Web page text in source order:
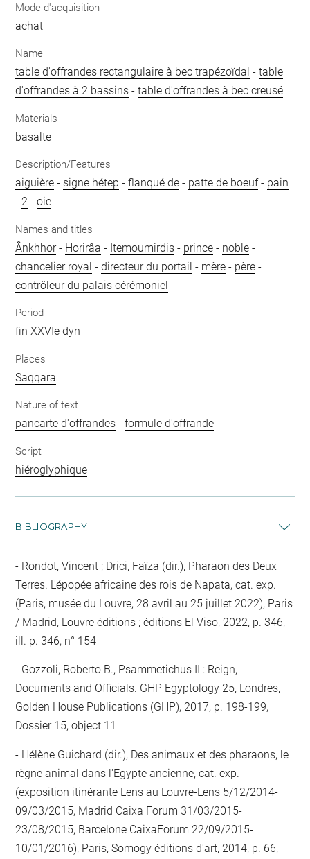
Mode d'acquisition
achat
Name
table d'offrandes rectangulaire à bec trapézoïdal -table
d'offrandes à 2 bassins -table d'offrandes à bec creusé
Materials
basalte
Description/Features
aiguière - signe hétep -flanqué de - patte de boeuf- pain
- 2 -oie
Names and titles
Ânkhhor- Horirâa - Itemoumirdis - prince - noble -
chancelier royal -directeur du portail - mère - père -
contrôleur du palais cérémoniel
Period
fin XXVIe dyn
Places
Saqqara
Nature of text
pancarte d'offrandes -formule d'offrande
Script
hiéroglyphique
BIBLIOGRAPHY
Rondot, Vincent ; Drici, Faïza (dir.), Pharaon des Deux
Terres. L'épopée africaine des rois de Napata, cat. exp.
(Paris, musée du Louvre, 28 avril au 25 juillet 2022), Paris
/ Madrid, Louvre éditions ; éditions El Viso, 2022, p. 346,
ill. p. 346, n° 154
Gozzoli, Roberto B., Psammetichus II : Reign,
Documents and Officials. GHP Egyptology 25, Londres,
Golden House Publications (GHP), 2017, p. 198-199,
Dossier 15, object 11
Hélène Guichard (dir.), Des animaux et des pharaons, le
règne animal dans l'Egypte ancienne, cat. exp.
(exposition itinérante Lens au Louvre-Lens 5/12/2014-
09/03/2015, Madrid Caixa Forum 31/03/2015-
23/08/2015, Barcelone CaixaForum 22/09/2015-
10/01/2016), Paris, Somogy éditions d'art, 2014, p. 66,